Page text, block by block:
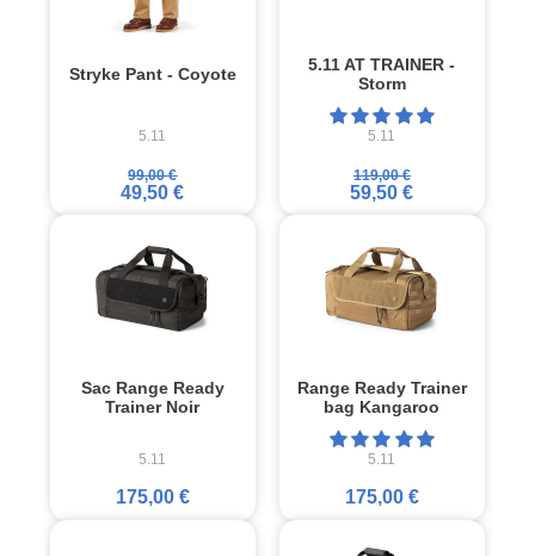
Stryke Pant - Coyote
5.11
99,00 €
49,50 €
5.11 AT TRAINER -
Storm
5.11
119,00 €
59,50 €
Sac Range Ready
Trainer Noir
5.11
175,00 €
Range Ready Trainer
bag Kangaroo
5.11
175,00 €